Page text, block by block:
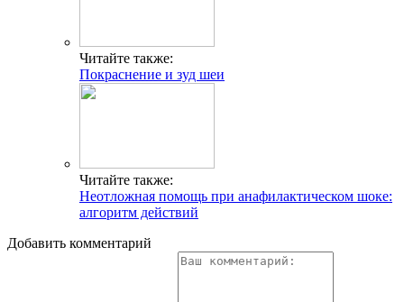
Читайте также:
Покраснение и зуд шеи
Читайте также:
Неотложная помощь при анафилактическом шоке:
алгоритм действий
Добавить комментарий